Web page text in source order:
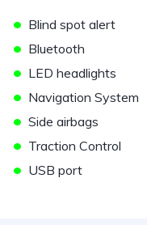
• Blind spot alert
• Bluetooth
• LED headlights
• Navigation System
• Side airbags
• Traction Control
• USB port